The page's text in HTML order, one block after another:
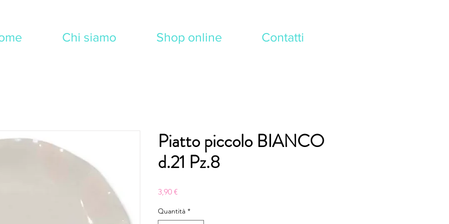
Chi siamo Shop online Contatti
Piatto piccolo BIANCO
d.21 Pz.8
3,90 €Prezzo
Quantità *